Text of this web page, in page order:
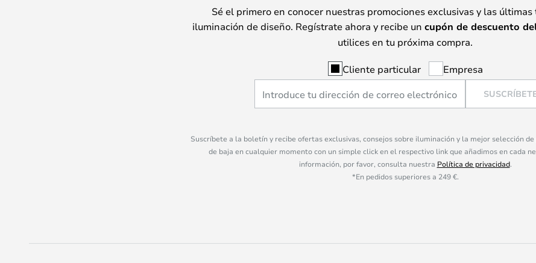
Sé el primero en conocer nuestras promociones exclusivas y las
iluminación de diseño. Regístrate ahora y recibe un cupón de descuento
utilices en tu próxima compra.
Cliente particular Empresa
Suscríbete a la boletín y recibe ofertas exclusivas, consejos sobre iluminación y la mejor selección
de baja en cualquier momento con un simple click en el respectivo link que añadimos en cada
información, por favor, consulta nuestra Política de privacidad.
*En pedidos superiores a 249 €.